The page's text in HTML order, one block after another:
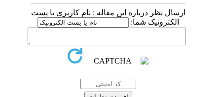
ارسال نظر درباره این مقاله : نام کاربری یا پست
الکترونیک شما: